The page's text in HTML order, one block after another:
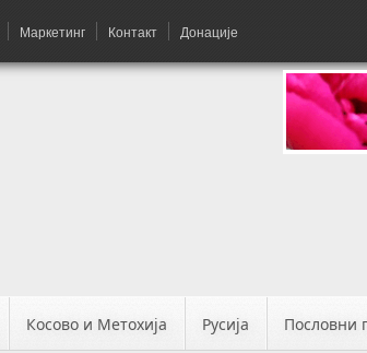
Маркетинг Контакт Донације
Косово и Метохија Русија Пословни